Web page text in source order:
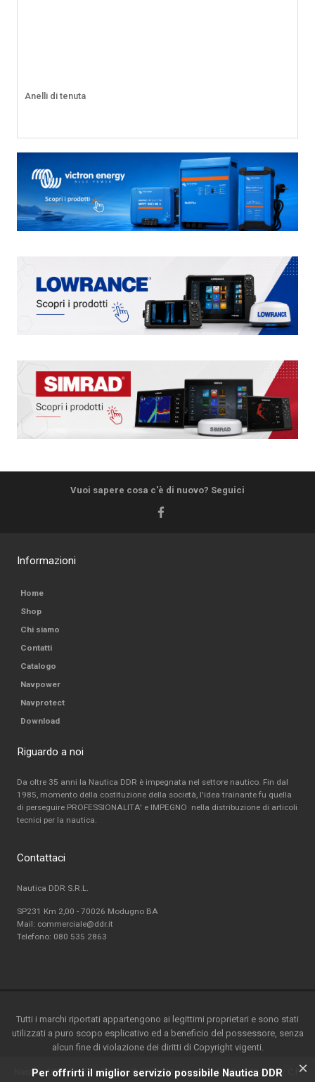
Per offrirti il miglior servizio possibile Nautica DDR ×
Anelli di tenuta
Vuoi sapere cosa c'è di nuovo? Seguici
Informazioni
Home
Shop
Chi siamo
Contatti
Catalogo
Navpower
Navprotect
Download
Riguardo a noi
Da oltre 35 anni la Nautica DDR è impegnata nel settore nautico. Fin dal
1985, momento della costituzione della società, l'idea trainante fu quella
di perseguire PROFESSIONALITA' e IMPEGNO nella distribuzione di articoli
tecnici per la nautica.
Contattaci
Nautica DDR S.R.L.
SP231 Km 2,00 - 70026 Modugno BA
Mail: commerciale@ddr.it
Telefono: 080 535 2863
Tutti i marchi riportati appartengono ai legittimi proprietari e sono stati
utilizzati a puro scopo esplicativo ed a beneficio del possessore, senza
alcun fine di violazione dei diritti di Copyright vigenti.
Nautica DDR srl - S.P. 231 km.2-70026 Modugno(BA) - Italy-P.ta IVA / C.F.